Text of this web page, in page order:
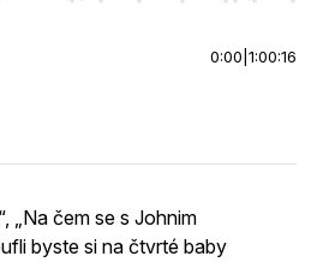
0:00 1:00:16
„Na čem se s Johnim
byste si na čtvrté baby